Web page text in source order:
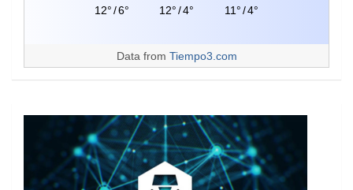
12°/6° 12°/4° 11°/4°
Data from Tiempo3.com